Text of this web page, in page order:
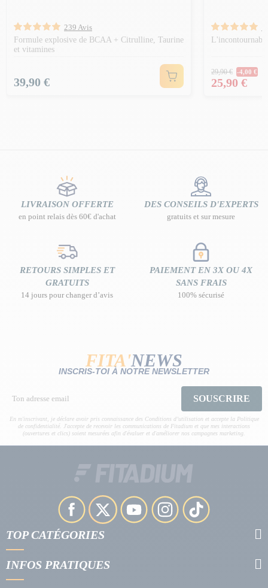
239 Avis
Formule explosive de BCAA + Citrulline, Taurine
et vitamines
Prix
39,90 €
Prix
29,90 € -4,00 €
Prix
25,90 €
LIVRAISON OFFERTE
en point relais dès 60€ d'achat
DES CONSEILS D'EXPERTS
gratuits et sur mesure
RETOURS SIMPLES ET
GRATUITS
14 jours pour changer d’avis
PAIEMENT EN 3X OU 4X
SANS FRAIS
100% sécurisé
FITA'NEWS
INSCRIS-TOI À NOTRE NEWSLETTER
SOUSCRIRE
En m'inscrivant, je déclare avoir pris connaissance des Conditions d’utilisation et accepte la Politique
de confidentialité. J'accepte de recevoir les communications de Fitadium et que mes interactions
(ouvertures et clics) soient mesurées afin d'évaluer et d'améliorer nos campagnes marketing.
TOP CATÉGORIES
INFOS PRATIQUES